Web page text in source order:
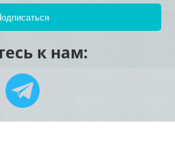
к нам: